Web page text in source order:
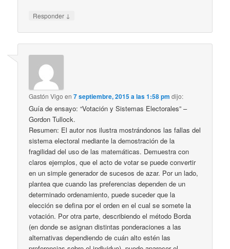
Responder ↓
Gastón Vigo en7 septiembre, 2015 a las 1:58 pm dijo:
Guía de ensayo: “Votación y Sistemas Electorales” –
Gordon Tullock.
Resumen: El autor nos ilustra mostrándonos las fallas del
sistema electoral mediante la demostración de la
fragilidad del uso de las matemáticas. Demuestra con
claros ejemplos, que el acto de votar se puede convertir
en un simple generador de sucesos de azar. Por un lado,
plantea que cuando las preferencias dependen de un
determinado ordenamiento, puede suceder que la
elección se defina por el orden en el cual se somete la
votación. Por otra parte, describiendo el método Borda
(en donde se asignan distintas ponderaciones a las
alternativas dependiendo de cuán alto estén las